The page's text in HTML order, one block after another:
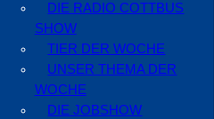
DIE RADIO COTTBUS
SHOW
TIER DER WOCHE
UNSER THEMA DER
WOCHE
DIE JOBSHOW